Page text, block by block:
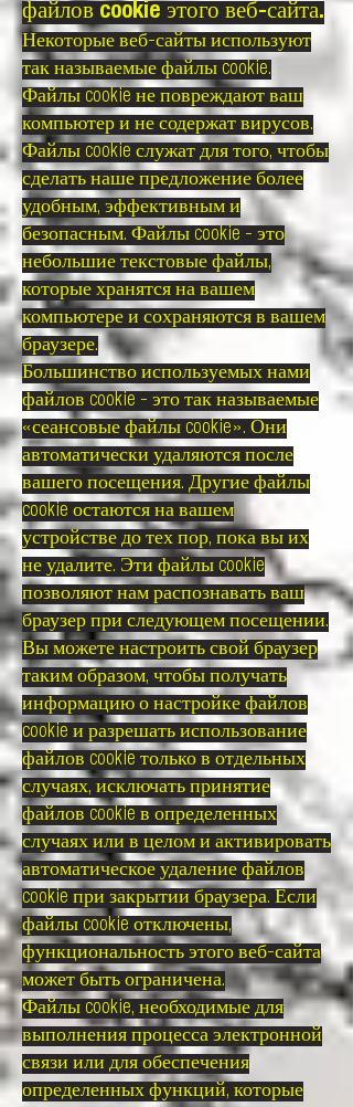
файлов cookie этого веб-сайта.
Некоторые веб-сайты используют
так называемые файлы cookie.
Файлы cookie не повреждают ваш
компьютер и не содержат вирусов.
Файлы cookie служат для того, чтобы
сделать наше предложение более
удобным, эффективным и
безопасным. Файлы cookie - это
небольшие текстовые файлы,
которые хранятся на вашем
компьютере и сохраняются в вашем
браузере.
Большинство используемых нами
файлов cookie - это так называемые
«сеансовые файлы cookie». Они
автоматически удаляются после
вашего посещения. Другие файлы
cookie остаются на вашем
устройстве до тех пор, пока вы их
не удалите. Эти файлы cookie
позволяют нам распознавать ваш
браузер при следующем посещении.
Вы можете настроить свой браузер
таким образом, чтобы получать
информацию о настройке файлов
cookie и разрешать использование
файлов cookie только в отдельных
случаях, исключать принятие
файлов cookie в определенных
случаях или в целом и активировать
автоматическое удаление файлов
cookie при закрытии браузера. Если
файлы cookie отключены,
функциональность этого веб-сайта
может быть ограничена.
Файлы cookie, необходимые для
выполнения процесса электронной
связи или для обеспечения
определенных функций, которые